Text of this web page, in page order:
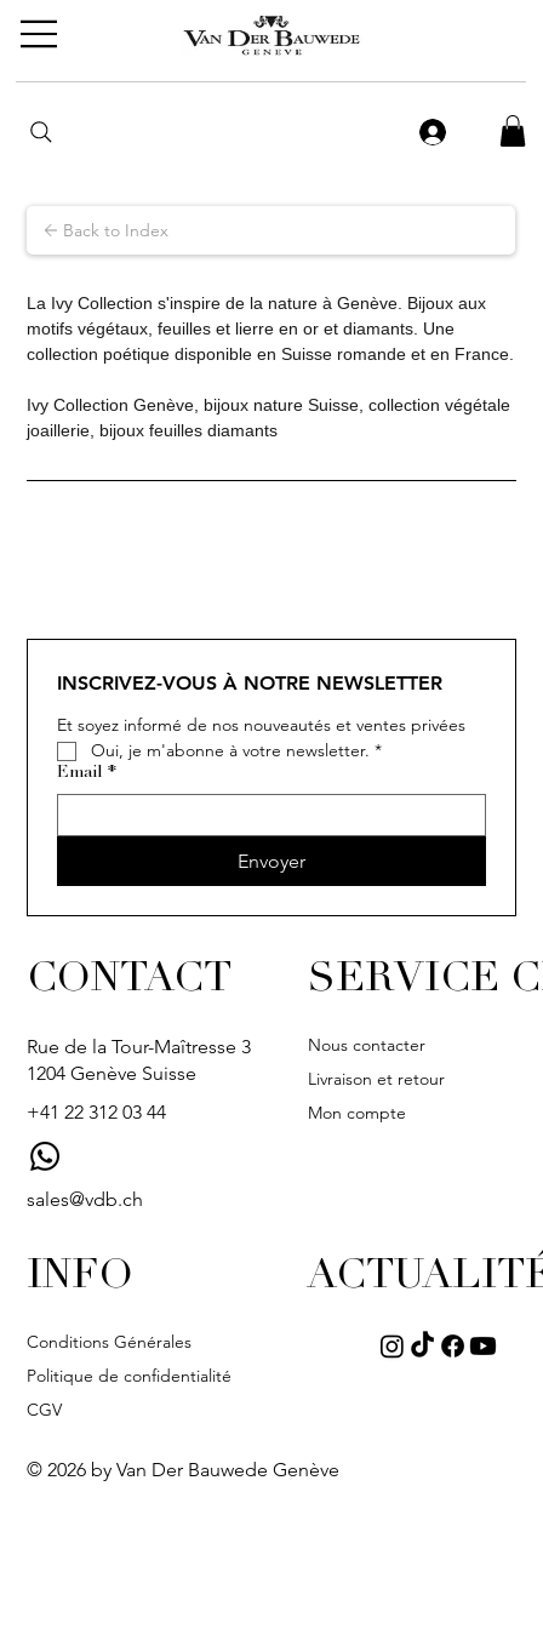
Back to Index
La Ivy Collection s'inspire de la nature à Genève. Bijoux aux
motifs végétaux, feuilles et lierre en or et diamants. Une
collection poétique disponible en Suisse romande et en France.
Ivy Collection Genève, bijoux nature Suisse, collection végétale
joaillerie, bijoux feuilles diamants
INSCRIVEZ-VOUS À NOTRE NEWSLETTER
Et soyez informé de nos nouveautés et ventes privées
Oui, je m'abonne à votre newsletter. *
Email *
Envoyer
CONTACT
Rue de la Tour-Maîtresse 3
1204 Genève Suisse
+41 22 312 03 44
sales@vdb.ch
SERVICE
Nous contacter
Livraison et retour
Mon compte
INFO
Conditions Générales
Politique de confidentialité
CGV
© 2026 by Van Der Bauwede Genève